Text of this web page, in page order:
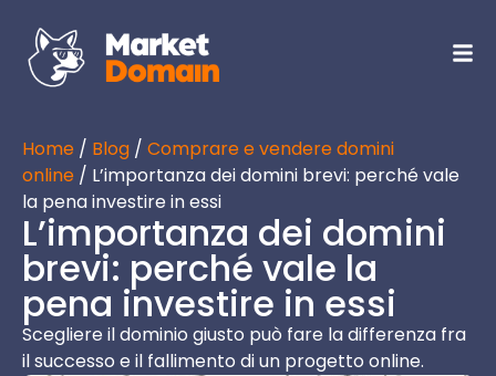
Home / Blog / Comprare e vendere domini
online / L’importanza dei domini brevi: perché vale
la pena investire in essi
L’importanza dei domini
brevi: perché vale la
pena investire in essi
Scegliere il dominio giusto può fare la differenza fra
il successo e il fallimento di un progetto online.